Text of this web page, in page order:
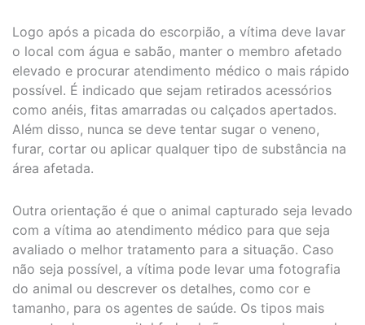
Logo após a picada do escorpião, a vítima deve lavar
o local com água e sabão, manter o membro afetado
elevado e procurar atendimento médico o mais rápido
possível. É indicado que sejam retirados acessórios
como anéis, fitas amarradas ou calçados apertados.
Além disso, nunca se deve tentar sugar o veneno,
furar, cortar ou aplicar qualquer tipo de substância na
área afetada.
Outra orientação é que o animal capturado seja levado
com a vítima ao atendimento médico para que seja
avaliado o melhor tratamento para a situação. Caso
não seja possível, a vítima pode levar uma fotografia
do animal ou descrever os detalhes, como cor e
tamanho, para os agentes de saúde. Os tipos mais